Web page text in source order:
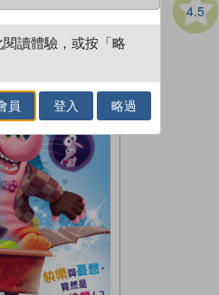
4.5
讀體驗，或按「略
員 登入 略過